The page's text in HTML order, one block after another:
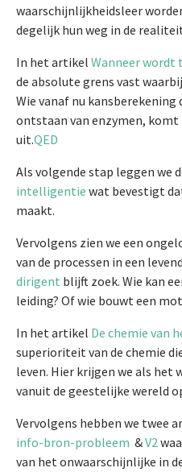
waarschijnlijkheidsleer
degelijk hun weg in de
In het artikel Wanneer wordt
de absolute grens vast
Wie vanaf nu
ontstaan van enzymen, komt
uit.QED
Als volgende stap leggen we
intelligentie wat bevestigt
maakt.
Vervolgens zien we een
van de processen in een
dirigent blijft zoek. Wie kan
leiding? Of wie bouwt een
In het artikel De chemie van
superioriteit van de chemie
leven. Hier krijgen we als het
vanuit de geestelijke wereld
Vervolgens hebben we twee
info-bron-probleem &V2
van het onwaarschijnlijke in